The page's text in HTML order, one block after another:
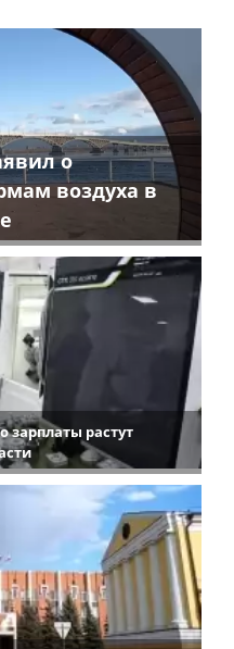
о
воздуха в
зарплаты растут